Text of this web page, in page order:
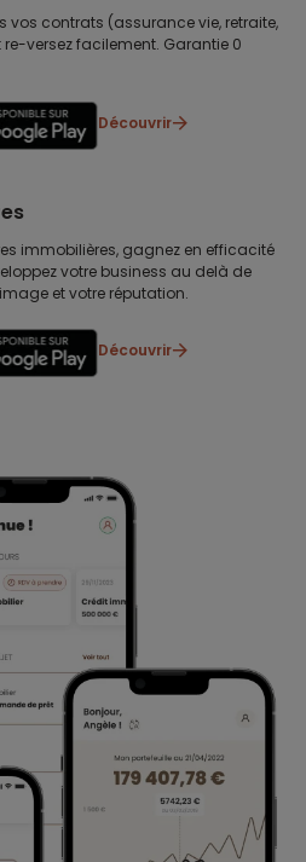
vos contrats (assurance vie, retraite,
versez facilement. Garantie 0
Découvrir
immobilières, gagnez en efficacité
votre business au delà de
et votre réputation.
Découvrir